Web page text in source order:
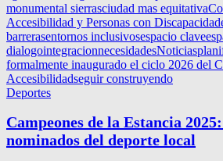
monumental sierrasciudad mas equitativa
Accesibilidad y Personas con Discapacidad
barrerasentornos inclusivosespacio clave
dialogointegracionnecesidadesNoticias
formalmente inaugurado el ciclo 2026 del
Accesibilidadseguir construyendo
Deportes
Campeones de la Estancia
nominados del deporte local